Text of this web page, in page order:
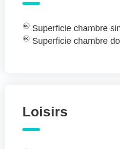
Superficie chambre
Superficie chambre
Loisirs